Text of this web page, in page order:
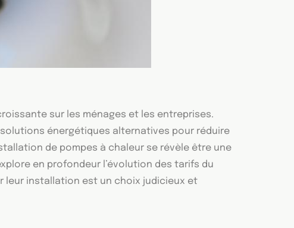
sur les ménages et les entreprises.
énergétiques alternatives pour réduire
de pompes à chaleur se révèle être une
en profondeur l’évolution des tarifs du
leur installation est un choix judicieux et